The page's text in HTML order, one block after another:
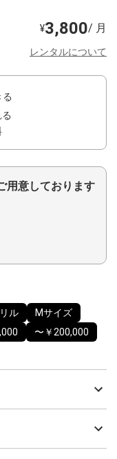
¥3,800/ 月
レンタルについて
用意しております
ル
Mサイズ
〜￥200,000